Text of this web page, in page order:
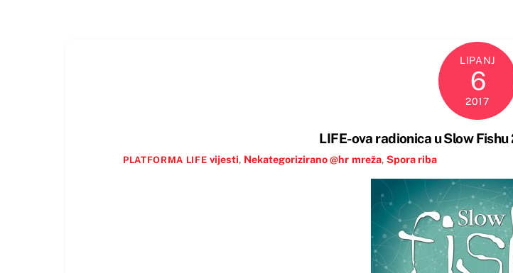
LIPANJ
6
2017
LIFE-ova radionica u Slow
PLATFORMA LIFE vijesti, Nekategorizirano @hr mreža,Spora riba